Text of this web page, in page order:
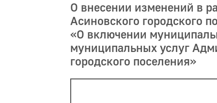
О внесении изменений в
Асиновского городского
«О включении
муниципальных услуг
городского поселения»